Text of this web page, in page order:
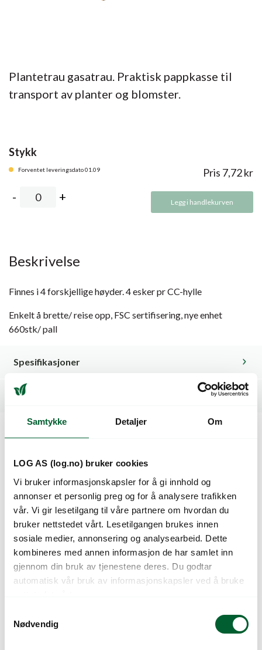
Samtykke Detaljer Om
LOG AS (log.no) bruker cookies
Vi bruker informasjonskapsler for å gi innhold og
annonser et personlig preg og for å analysere trafikken
vår. Vi gir lesetilgang til våre partnere om hvordan du
bruker nettstedet vårt. Lesetilgangen brukes innen
sosiale medier, annonsering og analysearbeid. Dette
kombineres med annen informasjon de har samlet inn
gjennom din bruk av tjenestene deres. Du godtar
automatisk vår bruk av informasjonskapsler ved å bruke
Nødvendig
Plantetrau gasatrau. Praktisk pappkasse til
transport av planter og blomster.
Stykk
Forventet leveringsdato 01.09 Pris 7,72kr
Legg i handlekurven
Beskrivelse
Finnes i 4 forskjellige høyder. 4 esker pr CC-hylle
Enkelt å brette/ reise opp, FSC sertifisering, nye enhet
660stk/ pall
Spesifikasjoner
Relaterte produkter